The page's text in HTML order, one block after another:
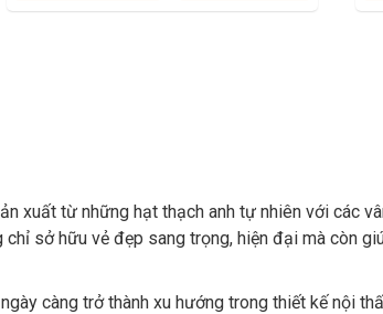
xuất từ những hạt thạch anh tự nhiên với các
sở hữu vẻ đẹp sang trọng, hiện đại mà còn
càng trở thành xu hướng trong thiết kế nội